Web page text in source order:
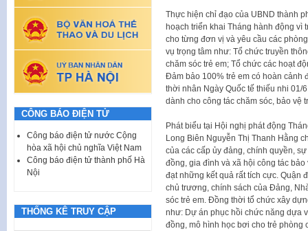
Thực hiện chỉ đạo của UBND thành
hoạch triển khai Tháng hành động vì
cho từng đơn vị và yêu cầu các
vụ trọng tâm như: Tổ chức truyền
chăm sóc trẻ em; Tổ chức các hoạt
Đảm bảo 100% trẻ em có hoàn cảnh
thời nhân Ngày Quốc tế thiếu nhi 01/
dành cho công tác chăm sóc, bảo vệ
Phát biểu tại Hội nghị phát động
Long Biên Nguyễn Thị Thanh Hằng
của các cấp ủy đảng, chính quyền,
đồng, gia đình và xã hội công tác
đạt những kết quả rất tích cực. Quận
chủ trương, chính sách của Đảng,
sóc trẻ em. Đồng thời tổ chức xây
như: Dự án phục hồi chức năng dựa
đồng, mô hình học bơi cho trẻ
CÔNG BÁO ĐIỆN TỬ
Công báo điện tử nước Cộng
hòa xã hội chủ nghĩa Việt Nam
Công báo điện tử thành phố Hà
Nội
THỐNG KÊ TRUY CẬP